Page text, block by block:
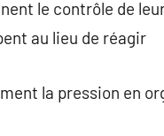
le contrôle de
au lieu de réagir
la pression en